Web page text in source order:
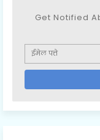
Get Notified